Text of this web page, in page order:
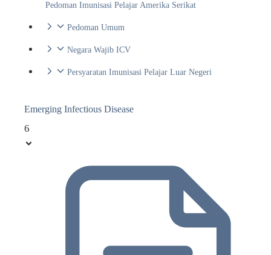
Pedoman Imunisasi Pelajar Amerika Serikat
Pedoman Umum
Negara Wajib ICV
Persyaratan Imunisasi Pelajar Luar Negeri
Emerging Infectious Disease
6